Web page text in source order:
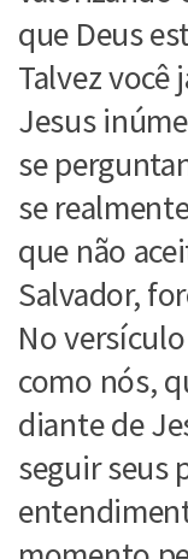
que Deus
Talvez você
Jesus
se
se
que não
Salvador,
No
como nós,
diante de
seguir seus